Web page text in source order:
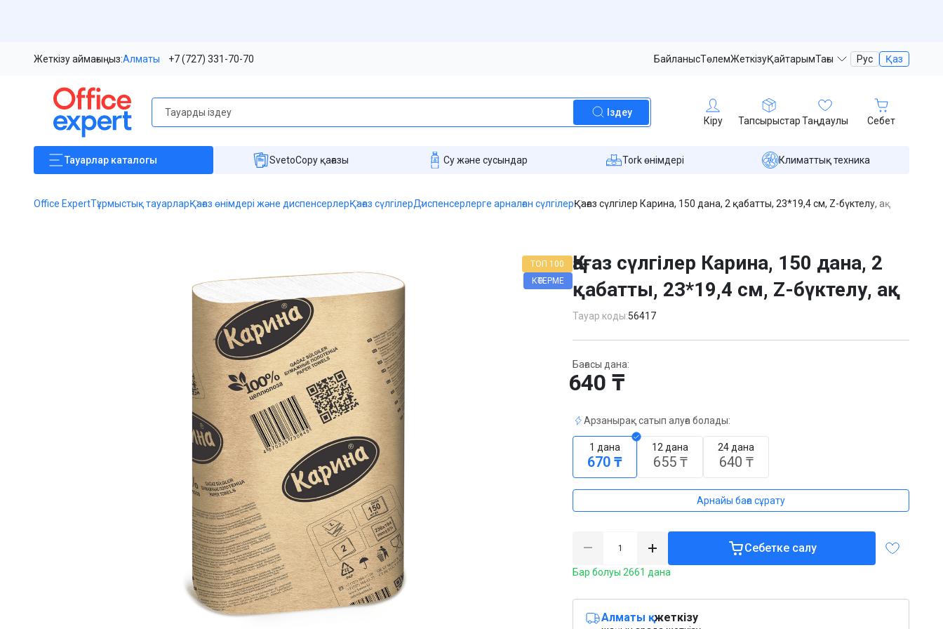
Жеткізу аймағыңыз:Алматы +7 (727) 331-70-70 БайланысТөлемЖеткізуҚайтарымТағы Рус Қаз
Іздеу
Кіру ТапсырыстарТаңдаулы Себет
Тауарлар каталогы SvetoCopy қағазы Су және сусындар Tork өнімдері Климаттық техника
Office ExpertТұрмыстық тауарларҚағаз өнімдері және диспенсерлерҚағаз сүлгілерДиспенсерлерге арналған сүлгілерҚағаз сүлгілер Карина, 150 дана, 2 қабатты, 23*19,4 см, Z-бүктелу, ақ
ТОП 100
КӨТЕРМЕ
Қағаз сүлгілер Карина, 150 дана, 2
қабатты, 23*19,4 см, Z-бүктелу, ақ
Тауар коды:56417
Бағасы дана:
640 ₸
Арзанырақ сатып алуға болады:
1 дана
670 ₸
12 дана
655 ₸
24 дана
640 ₸
Арнайы баға сұрату
Себетке салу
Бар болуы 2661 дана
Алматы қ.жеткізу